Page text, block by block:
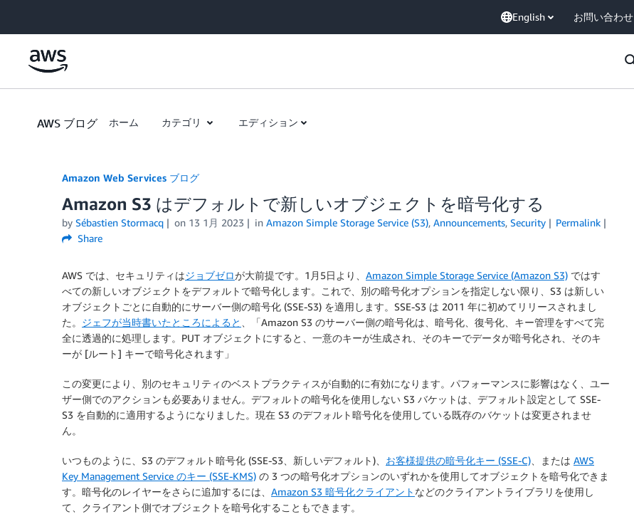
English お問い合わせ
AWS ブログ ホーム カテゴリ エディション
Amazon Web Services ブログ
Amazon S3 はデフォルトで新しいオブジェクトを暗号化する
by Sébastien Stormacq on 13 1月 2023 in Amazon Simple Storage Service (S3), Announcements, Security
Permalink
Share
AWS では、セキュリティはジョブゼロが大前提です。1月5日より、 Amazon Simple Storage Service (Amazon S3) ではす
べての新しいオブジェクトをデフォルトで暗号化します。これで、別の暗号化オプションを指定しない限り、S3 は新しい
オブジェクトごとに自動的にサーバー側の暗号化 (SSE-S3) を適用します。SSE-S3 は 2011 年に初めてリリースされまし
た。 ジェフが当時書いたところによると
、「Amazon S3 のサーバー側の暗号化は、暗号化、復号化、キー管理をすべて完
全に透過的に処理します。PUT オブジェクトにすると、一意のキーが生成され、そのキーでデータが暗号化され、そのキ
ーが [ルート] キーで暗号化されます」
この変更により、別のセキュリティのベストプラクティスが自動的に有効になります。パフォーマンスに影響はなく、ユー
ザー側でのアクションも必要ありません。デフォルトの暗号化を使用しない S3 バケットは、デフォルト設定として SSE-
S3 を自動的に適用するようになりました。現在 S3 のデフォルト暗号化を使用している既存のバケットは変更されませ
ん。
いつものように、S3 のデフォルト暗号化 (SSE-S3、新しいデフォルト)、 お客様提供の暗号化キー (SSE-C) 、または AWS
Key Management Service のキー (SSE-KMS) の 3 つの暗号化オプションのいずれかを使用してオブジェクトを暗号化できま
す。暗号化のレイヤーをさらに追加するには、 Amazon S3 暗号化クライアント などのクライアントライブラリを使用し
て、クライアント側でオブジェクトを暗号化することもできます。